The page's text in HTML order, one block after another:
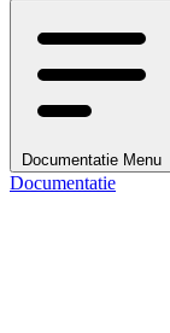
Documentatie Menu
Documentatie